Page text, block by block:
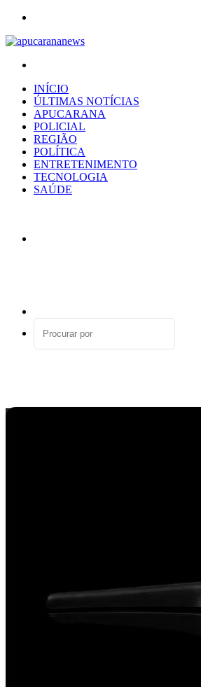
INÍCIO
ÚLTIMAS NOTÍCIAS
APUCARANA
POLICIAL
REGIÃO
POLÍTICA
ENTRETENIMENTO
TECNOLOGIA
SAÚDE
aleatório